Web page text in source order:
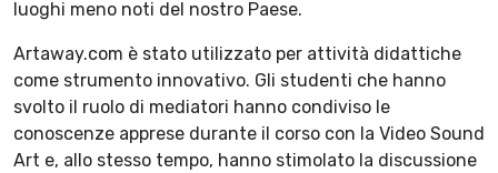
luoghi meno noti del nostro Paese.
Artaway.com è stato utilizzato per attività didattiche
come strumento innovativo. Gli studenti che hanno
svolto il ruolo di mediatori hanno condiviso le
conoscenze apprese durante il corso con la Video Sound
Art e, allo stesso tempo, hanno stimolato la discussione